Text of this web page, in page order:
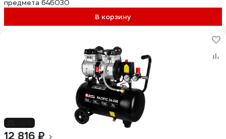
предмета 646030
В корзину
12 816 ₽